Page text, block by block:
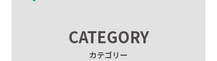
CATEGORY
カテゴリー